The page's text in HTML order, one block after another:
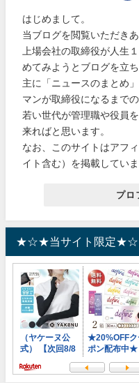
はじめまして。
当ブログを閲覧いただき
上場会社の取締役が人生
めてみようとブログを立ち
主に「ニュースのまとめ
マンが取締役になるまで
若い世代が管理職や役員
来ればと思います。
なお、このサイトはアフ
イト含む）を掲載していま
プロ
★☆★当サイト限定